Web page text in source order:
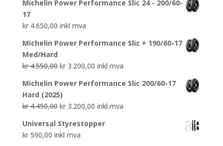
Michelin Power Performance Slic 24 - 200/60-
17
kr4.650,00 inkl mva
Michelin Power Performance Slic + 190/60-17
Med/Hard
kr4.550,00 Opprinnelig
var:
kr 4.550,00.
kr3.200,00Nåværende
er:
inkl mva
Michelin Power Performance Slic 200/60-17
Hard (2025)
kr4.450,00 Opprinnelig
var:
kr 4.450,00.
kr3.200,00Nåværende
er:
inkl mva
Universal Styrestopper
kr590,00 inkl mva